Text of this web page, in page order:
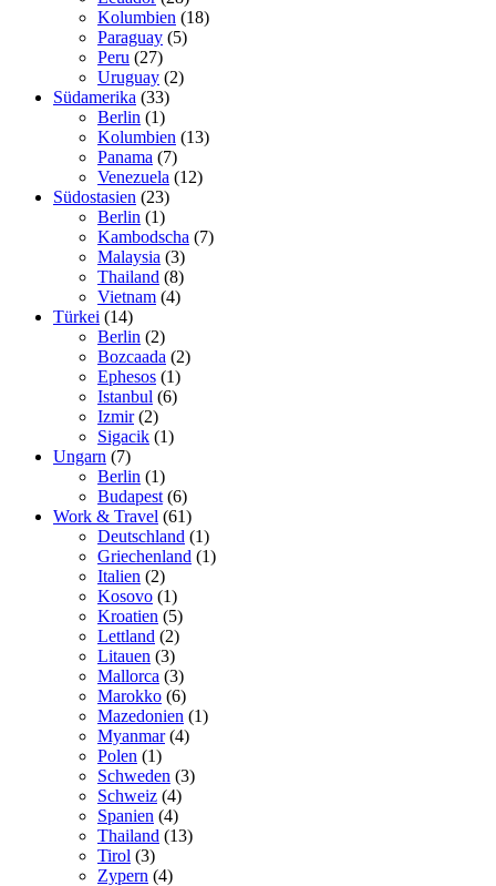
Kolumbien (18)
Paraguay (5)
Peru (27)
Uruguay (2)
Südamerika (33)
Berlin (1)
Kolumbien (13)
Panama (7)
Venezuela (12)
Südostasien (23)
Berlin (1)
Kambodscha (7)
Malaysia (3)
Thailand (8)
Vietnam (4)
Türkei (14)
Berlin (2)
Bozcaada (2)
Ephesos (1)
Istanbul (6)
Izmir(2)
Sigacik (1)
Ungarn (7)
Berlin (1)
Budapest (6)
Work & Travel (61)
Deutschland (1)
Griechenland (1)
Italien (2)
Kosovo (1)
Kroatien (5)
Lettland (2)
Litauen (3)
Mallorca (3)
Marokko (6)
Mazedonien (1)
Myanmar(4)
Polen (1)
Schweden (3)
Schweiz (4)
Spanien (4)
Thailand (13)
Tirol (3)
Zypern (4)